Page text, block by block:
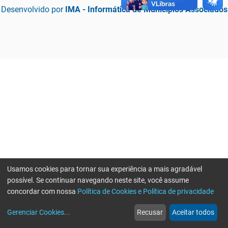
Desenvolvido por IMA - Informática de Municípios Associados
web
Notícias
more_horiz
Mais
Usamos cookies para tornar sua experiência a mais agradável
possível. Se continuar navegando neste site, você assume
concordar com nossa Política de Cookies e Política de privacidade
Gerenciar Cookies... Recusar Aceitar todos
Erro ao enviar informações, por favor tente novamente